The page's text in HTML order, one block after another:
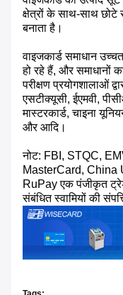
क्षेत्रों के साथ-साथ
बनाता है।
वाइजकार्ड समाधान
हो रहे हैं, और समाधानों
परीक्षण प्रयोगशालाओं
एसटीक्यूसी, ईएमवी,
मास्टरकार्ड, चाइना
और आदि।
नोट: FBI, STQC,
MasterCard, China
RuPay एक पंजीकृत
संबंधित स्वामियों की